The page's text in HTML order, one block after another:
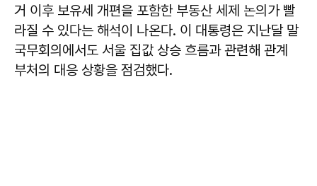
거 이후 보유세 개편을 포함한 부동산 세제 논의가 빨
라질 수 있다는 해석이 나온다. 이 대통령은 지난달 말
국무회의에서도 서울 집값 상승 흐름과 관련해 관계
부처의 대응 상황을 점검했다.